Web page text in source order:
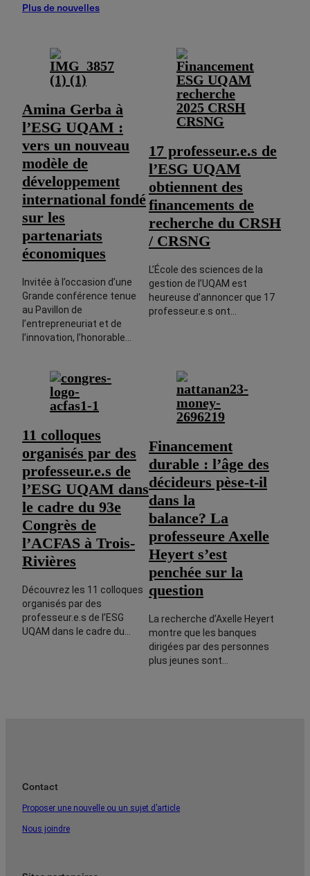
Plus de nouvelles
Amina Gerba à
l’ESG UQAM :
vers un nouveau
modèle de
développement
international fondé
sur les
partenariats
économiques
Invitée à l’occasion d’une
Grande conférence tenue
au Pavillon de
l’entrepreneuriat et de
l’innovation, l’honorable…
17 professeur.e.s de
l’ESG UQAM
obtiennent des
financements de
recherche du CRSH
/ CRSNG
L’École des sciences de la
gestion de l’UQAM est
heureuse d’annoncer que 17
professeur.e.s ont…
11 colloques
organisés par des
professeur.e.s de
l’ESG UQAM dans
le cadre du 93e
Congrès de
l’ACFAS à Trois-
Rivières
Découvrez les 11 colloques
organisés par des
professeur.e.s de l’ESG
UQAM dans le cadre du…
Financement
durable : l’âge des
décideurs pèse-t-il
dans la
balance? La
professeure Axelle
Heyert s’est
penchée sur la
question
La recherche d’Axelle Heyert
montre que les banques
dirigées par des personnes
plus jeunes sont…
Contact
Proposer une nouvelle ou un sujet d’article
Nous joindre